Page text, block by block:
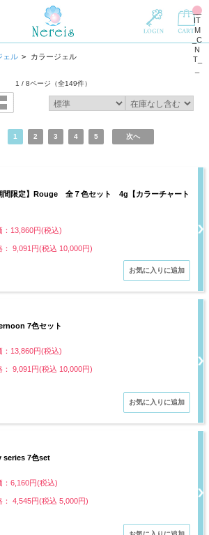
__
IT
M
_C
N
T_
ェル > カラージェル
1 / 8ページ （全149件）
1 2 3 4 5 次へ
間限定】Rouge 全７色セット 4g【カラーチャート
：13,860円(税込)
： 9,091円(税込 10,000円)
7色セット
：13,860円(税込)
： 9,091円(税込 10,000円)
series 7色set
：6,160円(税込)
： 4,545円(税込 5,000円)